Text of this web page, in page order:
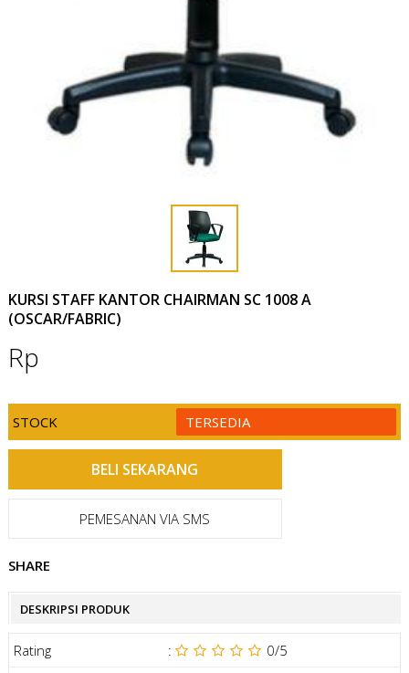
KURSI STAFF KANTOR CHAIRMAN SC 1008 A
(OSCAR/FABRIC)
Rp
STOCK TERSEDIA
PEMESANAN VIA SMS
SHARE
DESKRIPSI PRODUK
Rating : 0/5